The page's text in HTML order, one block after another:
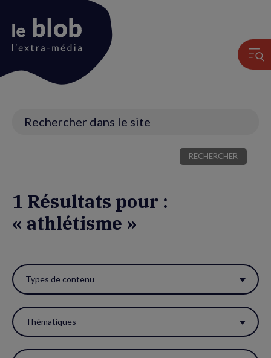
1 Résultats pour :
« athlétisme »
ces
filtres
pour
réactualiser
la
Types de contenu
Thématiques